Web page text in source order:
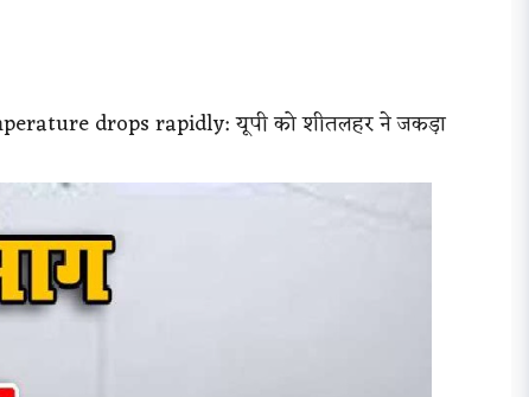
drops rapidly: यूपी को शीतलहर ने जकड़ा